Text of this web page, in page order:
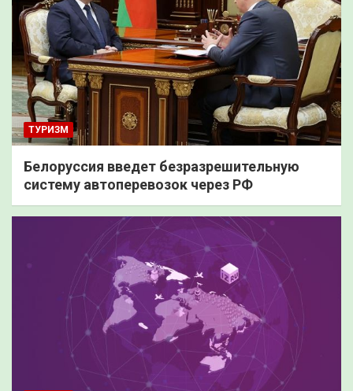
ТУРИЗМ
Белоруссия введет безразрешительную
систему автоперевозок через РФ